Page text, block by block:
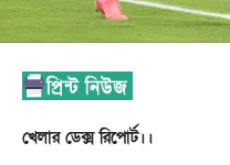
খেলার ডেক্স রিপোর্ট।।